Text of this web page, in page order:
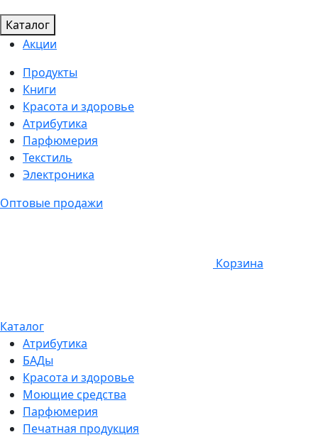
Каталог
Акции
Продукты
Книги
Красота и здоровье
Атрибутика
Парфюмерия
Текстиль
Электроника
Оптовые продажи
Корзина
Каталог
Атрибутика
БАДы
Красота и здоровье
Моющие средства
Парфюмерия
Печатная продукция